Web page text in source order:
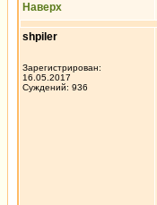
Наверх
shpiler
Зарегистрирован:
16.05.2017
Суждений: 936